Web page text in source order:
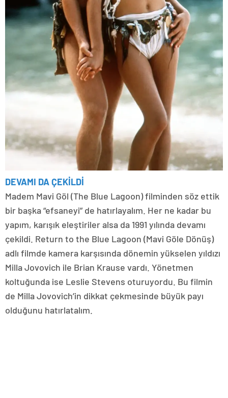
DEVAMI DA ÇEKİLDİ
Madem Mavi Göl (The Blue Lagoon) filminden söz ettik
bir başka “efsaneyi” de hatırlayalım. Her ne kadar bu
yapım, karışık eleştiriler alsa da 1991 yılında devamı
çekildi. Return to the Blue Lagoon (Mavi Göle Dönüş)
adlı filmde kamera karşısında dönemin yükselen yıldızı
Milla Jovovich ile Brian Krause vardı. Yönetmen
koltuğunda ise Leslie Stevens oturuyordu. Bu filmin
de Milla Jovovich’in dikkat çekmesinde büyük payı
olduğunu hatırlatalım.